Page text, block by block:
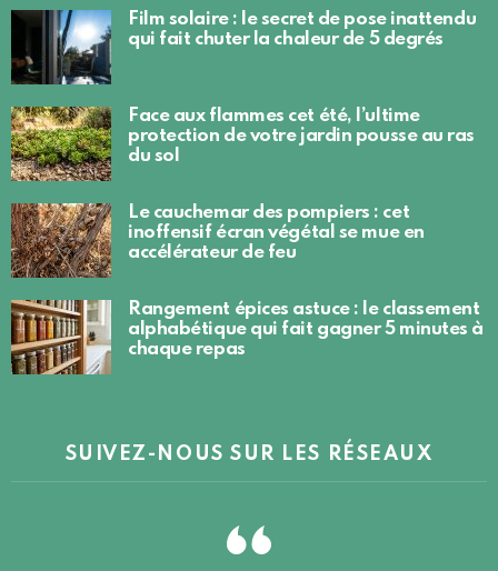
Film solaire : le secret de pose inattendu
qui fait chuter la chaleur de 5 degrés
Face aux flammes cet été, l’ultime
protection de votre jardin pousse au ras
du sol
Le cauchemar des pompiers : cet
inoffensif écran végétal se mue en
accélérateur de feu
Rangement épices astuce : le classement
alphabétique qui fait gagner 5 minutes à
chaque repas
SUIVEZ-NOUS SUR LES RÉSEAUX